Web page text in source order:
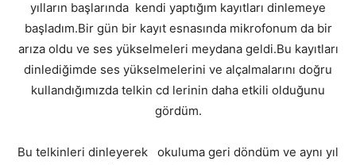
yılların başlarında kendi yaptığım kayıtları dinlemeye
başladım.Bir gün bir kayıt esnasında mikrofonum da bir
arıza oldu ve ses yükselmeleri meydana geldi.Bu kayıtları
dinlediğimde ses yükselmelerini ve alçalmalarını doğru
kullandığımızda telkin cd lerinin daha etkili olduğunu
gördüm.
Bu telkinleri dinleyerek okuluma geri döndüm ve aynı yıl